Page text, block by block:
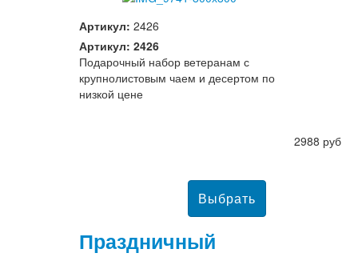
Артикул: 2426
Артикул: 2426
Подарочный набор ветеранам с
крупнолистовым чаем и десертом по
низкой цене
2988 руб
Праздничный